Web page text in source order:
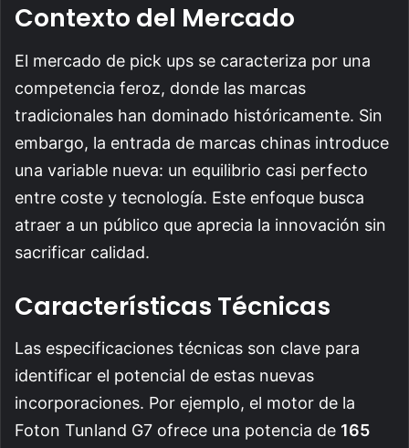
Contexto del Mercado
El mercado de pick ups se caracteriza por una
competencia feroz, donde las marcas
tradicionales han dominado históricamente. Sin
embargo, la entrada de marcas chinas introduce
una variable nueva: un equilibrio casi perfecto
entre coste y tecnología. Este enfoque busca
atraer a un público que aprecia la innovación sin
sacrificar calidad.
Características Técnicas
Las especificaciones técnicas son clave para
identificar el potencial de estas nuevas
incorporaciones. Por ejemplo, el motor de la
Foton Tunland G7 ofrece una potencia de 165